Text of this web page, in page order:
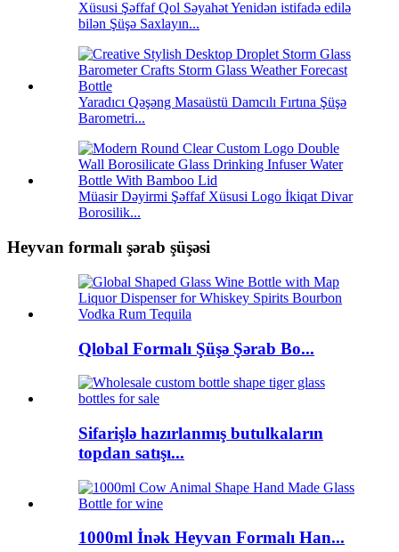
Xüsusi Şəffaf Qol Səyahət Yenidən istifadə edilə
bilən Şüşə Saxlayın...
Yaradıcı Qəşəng Masaüstü Damcılı Fırtına Şüşə
Barometri...
Müasir Dəyirmi Şəffaf Xüsusi Logo İkiqat Divar
Borosilik...
Heyvan formalı şərab şüşəsi
Qlobal Formalı Şüşə Şərab Bo...
Sifarişlə hazırlanmış butulkaların
topdan satışı...
1000ml İnək Heyvan Formalı Han...